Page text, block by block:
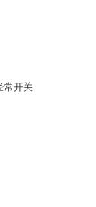
常开关